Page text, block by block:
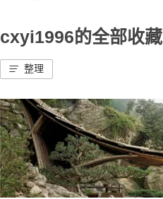
cxyi1996的全部收藏
整理